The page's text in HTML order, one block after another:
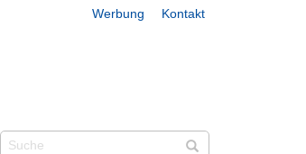
Werbung Kontakt